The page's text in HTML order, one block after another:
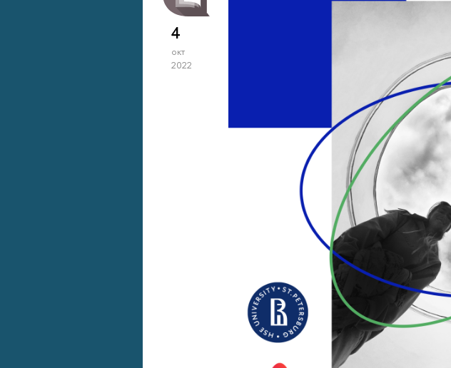
4
окт
2022